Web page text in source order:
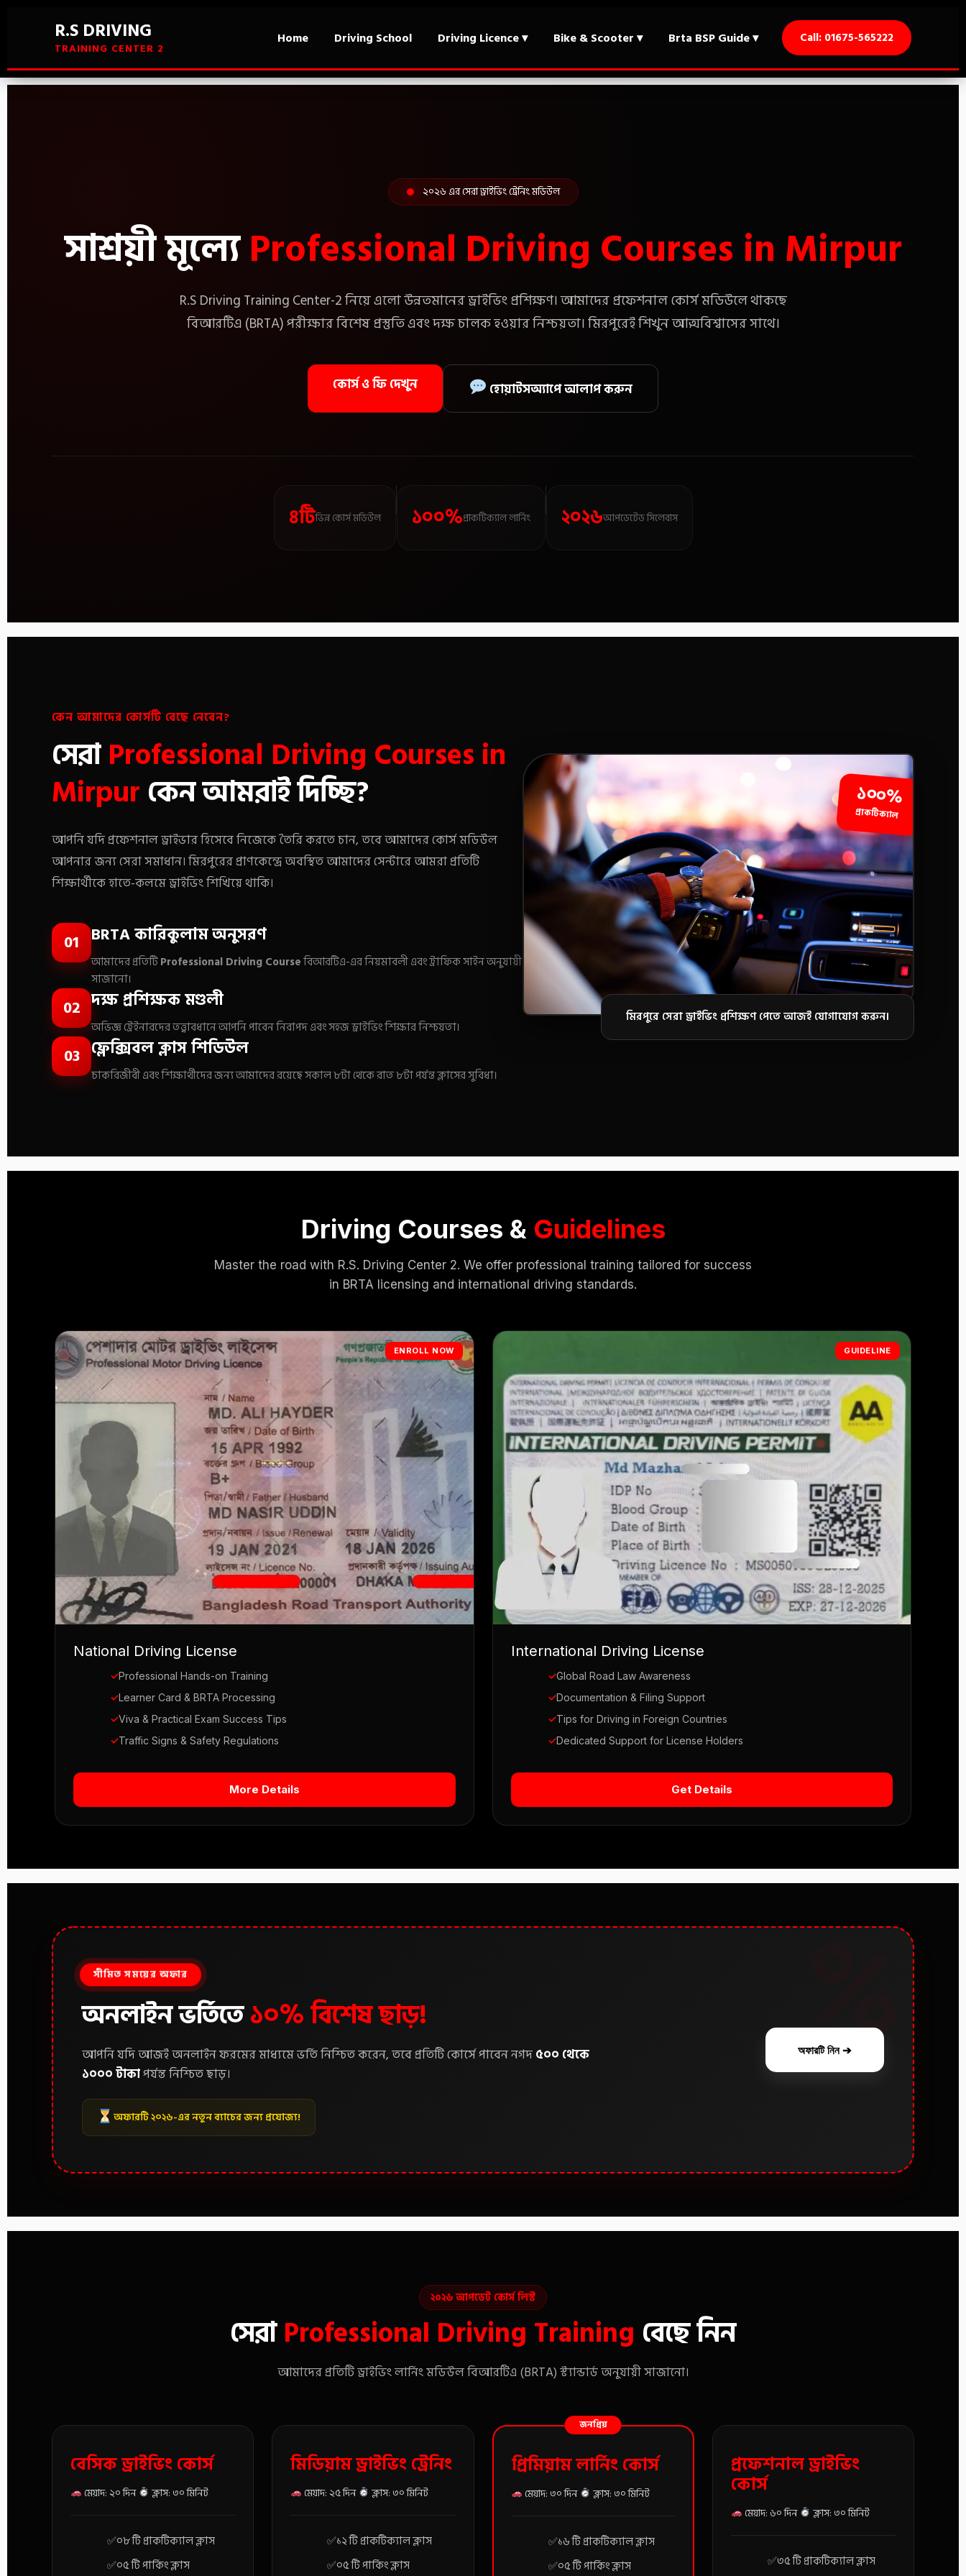
R.S DRIVING
TRAINING CENTER 2
Home Driving School Driving Licence ▾ Bike & Scooter ▾ Brta BSP Guide ▾ Call: 01675-565222
২০২৬ এর সেরা ড্রাইভিং ট্রেনিং মডিউল
সাশ্রয়ী মূল্যেProfessional Driving Courses in Mirpur
R.S Driving Training Center-2 নিয়ে এলো উন্নতমানের ড্রাইভিং প্রশিক্ষণ। আমাদের প্রফেশনাল কোর্স মডিউলে থাকছে
বিআরটিএ (BRTA) পরীক্ষার বিশেষ প্রস্তুতি এবং দক্ষ চালক হওয়ার নিশ্চয়তা। মিরপুরেই শিখুন আত্মবিশ্বাসের সাথে।
কোর্স ও ফি দেখুন হোয়াটসঅ্যাপে আলাপ করুন
৪টিভিন্ন কোর্স মডিউল ১০০%প্রাকটিক্যাল লার্নিং ২০২৬আপডেটেড সিলেবাস
কেন আমাদের কোর্সটি বেছে নেবেন?
সেরাProfessional Driving Courses in
Mirpur কেন আমরাই দিচ্ছি?
আপনি যদি প্রফেশনাল ড্রাইভার হিসেবে নিজেকে তৈরি করতে চান, তবে আমাদের কোর্স মডিউল
আপনার জন্য সেরা সমাধান। মিরপুরের প্রাণকেন্দ্রে অবস্থিত আমাদের সেন্টারে আমরা প্রতিটি
শিক্ষার্থীকে হাতে-কলমে ড্রাইভিং শিখিয়ে থাকি।
01 BRTA কারিকুলাম অনুসরণ
আমাদের প্রতিটিProfessional Driving Courseবিআরটিএ-এর নিয়মাবলী এবং ট্রাফিক সাইন অনুযায়ী
সাজানো।
02 দক্ষ প্রশিক্ষক মণ্ডলী
অভিজ্ঞ ট্রেইনারদের তত্ত্বাবধানে আপনি পাবেন নিরাপদ এবং সহজ ড্রাইভিং শিক্ষার নিশ্চয়তা।
03 ফ্লেক্সিবল ক্লাস শিডিউল
চাকরিজীবী এবং শিক্ষার্থীদের জন্য আমাদের রয়েছে সকাল ৮টা থেকে রাত ৮টা পর্যন্ত ক্লাসের সুবিধা।
১০০%
প্রাকটিক্যাল
মিরপুরে সেরা ড্রাইভিং প্রশিক্ষণ পেতে আজই যোগাযোগ করুন।
Driving Courses & Guidelines
Master the road with R.S. Driving Center 2. We offer professional training tailored for success
in BRTA licensing and international driving standards.
ENROLL NOW
National Driving License
✓Professional Hands-on Training
✓Learner Card & BRTA Processing
✓Viva & Practical Exam Success Tips
✓Traffic Signs & Safety Regulations
More Details
GUIDELINE
International Driving License
✓Global Road Law Awareness
✓Documentation & Filing Support
✓Tips for Driving in Foreign Countries
✓Dedicated Support for License Holders
Get Details
সীমিত সময়ের অফার
অনলাইন ভর্তিতে১০% বিশেষ ছাড়!
আপনি যদি আজই অনলাইন ফরমের মাধ্যমে ভর্তি নিশ্চিত করেন, তবে প্রতিটি কোর্সে পাবেন নগদ৫০০ থেকে
১০০০ টাকাপর্যন্ত নিশ্চিত ছাড়।
অফারটি ২০২৬-এর নতুন ব্যাচের জন্য প্রযোজ্য!
অফারটি নিন ➔
২০২৬ আপডেট কোর্স লিস্ট
সেরাProfessional Driving Training বেছে নিন
আমাদের প্রতিটি ড্রাইভিং লার্নিং মডিউল বিআরটিএ (BRTA) স্ট্যান্ডার্ড অনুযায়ী সাজানো।
বেসিক ড্রাইভিং কোর্স
মেয়াদ: ২০ দিন ক্লাস: ৩০ মিনিট
০৮ টি প্রাকটিক্যাল ক্লাস
০৫ টি পার্কিং ক্লাস
মিডিয়াম ড্রাইভিং ট্রেনিং
মেয়াদ: ২৫ দিন ক্লাস: ৩০ মিনিট
১২ টি প্রাকটিক্যাল ক্লাস
০৫ টি পার্কিং ক্লাস
জনপ্রিয়
প্রিমিয়াম লার্নিং কোর্স
মেয়াদ: ৩০ দিন ক্লাস: ৩০ মিনিট
১৬ টি প্রাকটিক্যাল ক্লাস
০৫ টি পার্কিং ক্লাস
প্রফেশনাল ড্রাইভিং
কোর্স
মেয়াদ: ৬০ দিন ক্লাস: ৩০ মিনিট
৩৫ টি প্রাকটিক্যাল ক্লাস